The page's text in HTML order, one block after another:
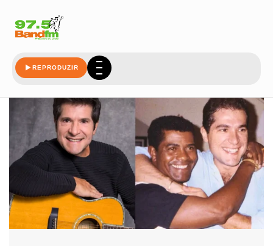
REPRODUZIR